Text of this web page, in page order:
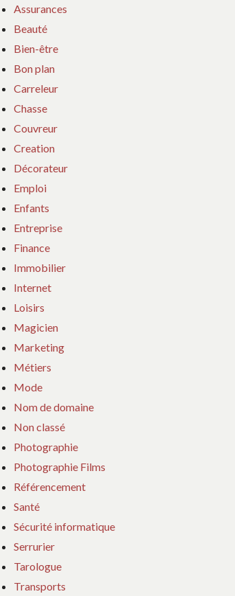
Assurances
Beauté
Bien-être
Bon plan
Carreleur
Chasse
Couvreur
Creation
Décorateur
Emploi
Enfants
Entreprise
Finance
Immobilier
Internet
Loisirs
Magicien
Marketing
Métiers
Mode
Nom de domaine
Non classé
Photographie
Photographie Films
Référencement
Santé
Sécurité informatique
Serrurier
Tarologue
Transports